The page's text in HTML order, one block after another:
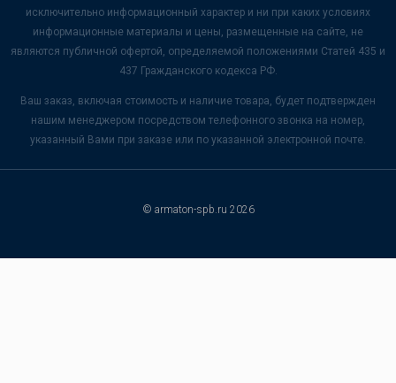
исключительно информационный характер и ни при каких условиях
информационные материалы и цены, размещенные на сайте, не
являются публичной офертой, определяемой положениями Статей 435 и
437 Гражданского кодекса РФ.
Ваш заказ, включая стоимость и наличие товара, будет подтвержден
нашим менеджером посредством телефонного звонка на номер,
указанный Вами при заказе или по указанной электронной почте.
© armaton-spb.ru 2026